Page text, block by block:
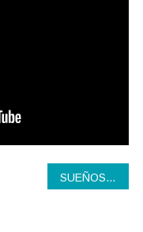
SUEÑOS QUE EMOCIONAN